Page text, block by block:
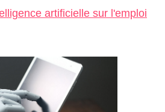
artificielle sur l'emploi